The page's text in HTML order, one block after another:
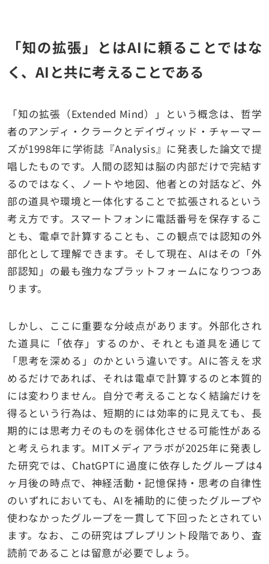
「知の拡張」とはAIに頼ることではな
く、AIと共に考えることである
「知の拡張（Extended Mind）」という概念は、哲学
者のアンディ・クラークとデイヴィッド・チャーマー
ズが1998年に学術誌『Analysis』に発表した論文で提
唱したものです。人間の認知は脳の内部だけで完結す
るのではなく、ノートや地図、他者との対話など、外
部の道具や環境と一体化することで拡張されるという
考え方です。スマートフォンに電話番号を保存するこ
とも、電卓で計算することも、この観点では認知の外
部化として理解できます。そして現在、AIはその「外
部認知」の最も強力なプラットフォームになりつつあ
ります。
しかし、ここに重要な分岐点があります。外部化され
た道具に「依存」するのか、それとも道具を通じて
「思考を深める」のかという違いです。AIに答えを求
めるだけであれば、それは電卓で計算するのと本質的
には変わりません。自分で考えることなく結論だけを
得るという行為は、短期的には効率的に見えても、長
期的には思考力そのものを弱体化させる可能性がある
と考えられます。MITメディアラボが2025年に発表し
た研究では、ChatGPTに過度に依存したグループは4
ヶ月後の時点で、神経活動・記憶保持・思考の自律性
のいずれにおいても、AIを補助的に使ったグループや
使わなかったグループを一貫して下回ったとされてい
ます。なお、この研究はプレプリント段階であり、査
読前であることは留意が必要でしょう。